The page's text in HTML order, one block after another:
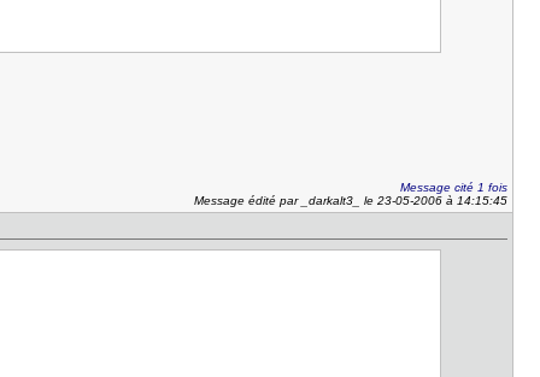
Message cité 1 fois
Message édité par _darkalt3_ le 23-05-2006 à 14:15:45